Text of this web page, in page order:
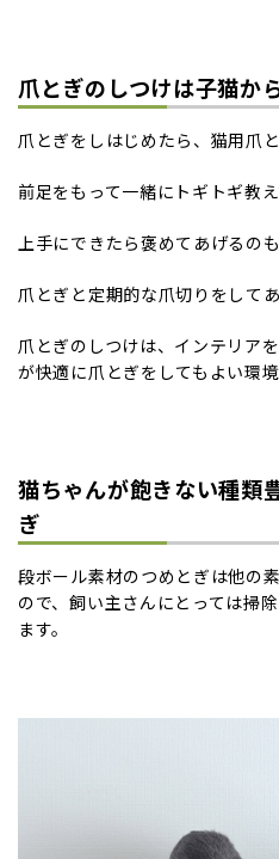
爪とぎのしつけは子猫か
爪とぎをしはじめたら、猫用爪
前足をもって一緒にトギトギ教
上手にできたら褒めてあげる の
爪とぎと定期的な爪切りをして
爪とぎのしつけは、インテリア
が快適に爪とぎをしてもよい環
猫ちゃんが飽きない種類
ぎ
段ボール素材のつめとぎは他の
ので、飼い主さんにとっては掃
ます。